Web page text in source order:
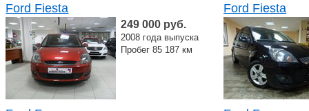
Ford Fiesta
249 000 руб.
2008 года выпуска
Пробег 85 187 км
Ford Fiesta